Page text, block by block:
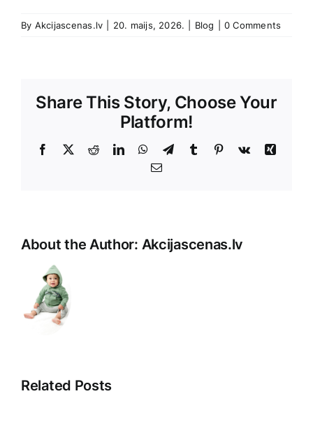
By Akcijascenas.lv 20. maijs, 2026. Blog 0 Comments
Share This Story, Choose Your
Platform!
Facebook
X RedditLinkedInWhatsApp
TelegramTumblr Pinterest
Vk
Xing
E-
About the Author: Akcijascenas.lv
Related Posts